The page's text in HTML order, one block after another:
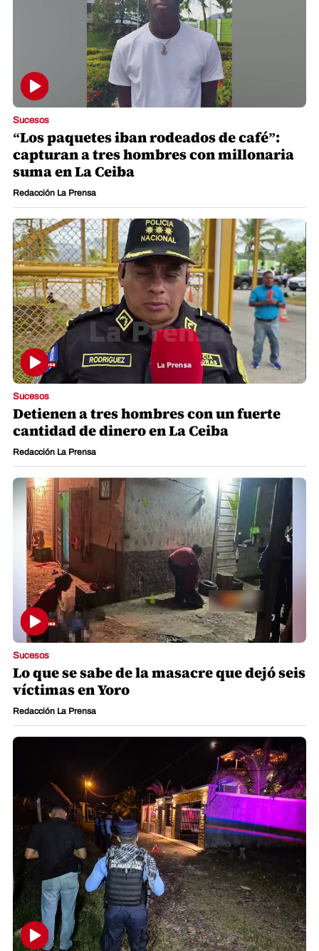
Sucesos
“Los paquetes iban rodeados de café”:
capturan a tres hombres con millonaria
suma en La Ceiba
Redacción La Prensa
Sucesos
Detienen a tres hombres con un fuerte
cantidad de dinero en La Ceiba
Redacción La Prensa
Sucesos
Lo que se sabe de la masacre que dejó seis
víctimas en Yoro
Redacción La Prensa